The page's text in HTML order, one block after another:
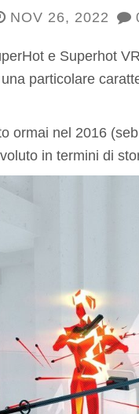
NOV 26, 2022
e Superhot
particolare
ormai nel 2016
in termini di